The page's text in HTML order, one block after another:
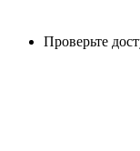
Проверьте